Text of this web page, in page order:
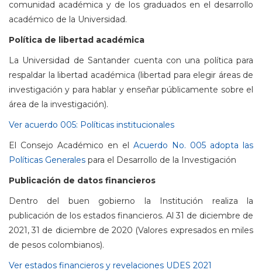
comunidad académica y de los graduados en el desarrollo
académico de la Universidad.
Política de libertad académica
La Universidad de Santander cuenta con una política para
respaldar la libertad académica (libertad para elegir áreas de
investigación y para hablar y enseñar públicamente sobre el
área de la investigación).
Ver acuerdo 005: Políticas institucionales
El Consejo Académico en el Acuerdo No. 005 adopta las
Políticas Generales para el Desarrollo de la Investigación
Publicación de datos financieros
Dentro del buen gobierno la Institución realiza la
publicación de los estados financieros. Al 31 de diciembre de
2021, 31 de diciembre de 2020 (Valores expresados en miles
de pesos colombianos).
Ver estados financieros y revelaciones UDES 2021